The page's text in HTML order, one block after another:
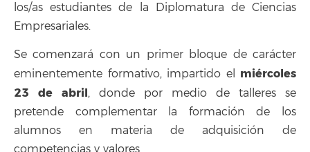
los/as estudiantes de la Diplomatura de Ciencias
Empresariales.
Se comenzará con un primer bloque de carácter
eminentemente formativo, impartido el miércoles
23 de abril, donde por medio de talleres se
pretende complementar la formación de los
alumnos en materia de adquisición de
competencias y valores.